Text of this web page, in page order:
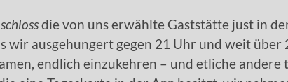
schlossdie von uns erwählte Gaststätte just in
wir ausgehungert gegen 21 Uhr und weit über
endlich einzukehren – und etliche andere